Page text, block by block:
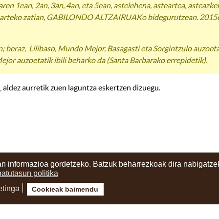
informazioa gordetzeko. Batzuk beharrezkoak dira
politika
Cookieak baimendu
1ean, 2an, 3an, 4an, eta 5ean, astelehena, asteartea,
zatian, GABILONDO ALTZAIRUAKo bidegurutzean.
Lilibaso, Mundo Mejor, Basagasti eta Sorgintzulo
auzoetatik ibili beharko da (Santa Barbarako errepidetik).
aurretik zuen laguntza eskertzen dizuegu.